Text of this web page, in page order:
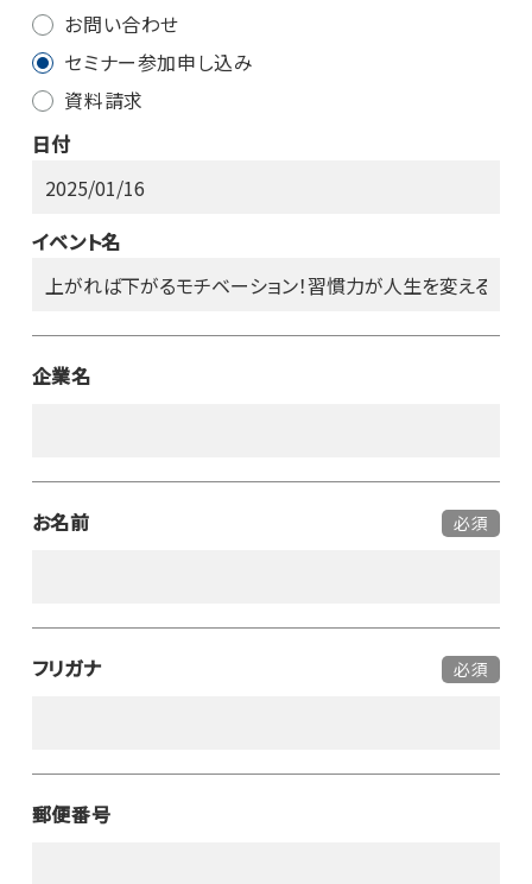
お問い合わせ
セミナー参加申し込み
資料請求
日付
イベント名
企業名
お名前 必須
フリガナ 必須
郵便番号